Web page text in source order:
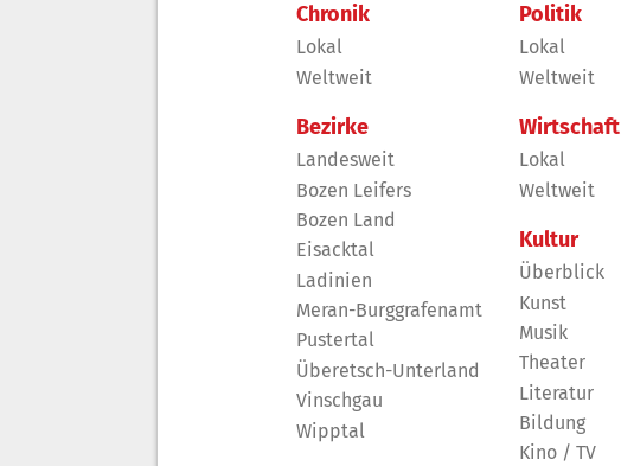
Chronik
Lokal
Weltweit
Bezirke
Landesweit
Bozen Leifers
Bozen Land
Eisacktal
Ladinien
Meran-Burggrafenamt
Pustertal
Überetsch-Unterland
Vinschgau
Wipptal
Politik
Lokal
Weltweit
Wirtschaft
Lokal
Weltweit
Kultur
Überblick
Kunst
Musik
Theater
Literatur
Bildung
Kino / TV